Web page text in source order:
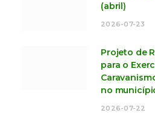
(abril)
2026-07-23
Projeto de
para o
no
2026-07-22